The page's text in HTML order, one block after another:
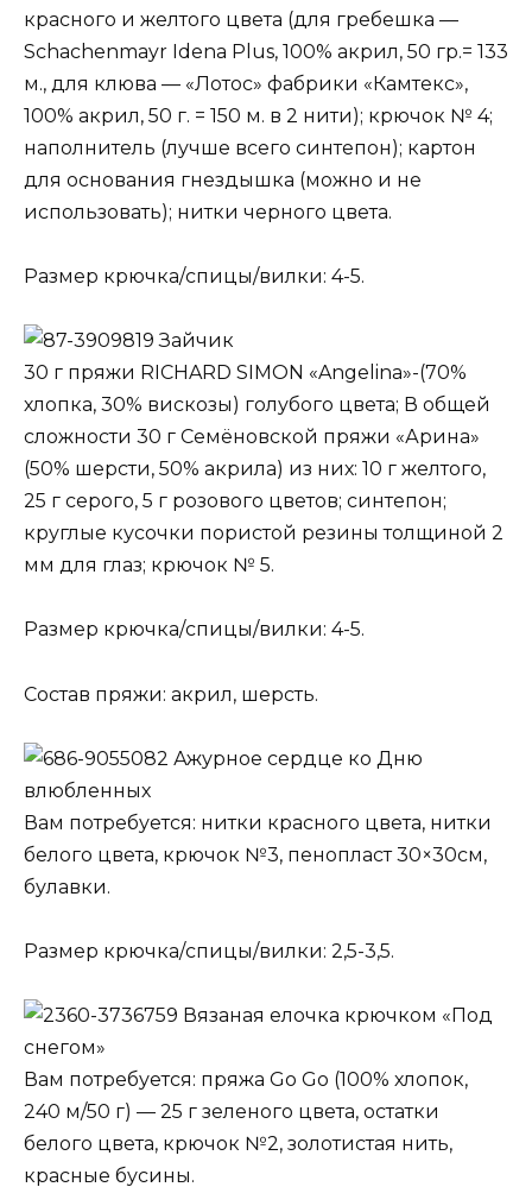
красного и желтого цвета (для гребешка —
Schachenmayr Idena Plus, 100% акрил, 50 гр.= 133
м., для клюва — «Лотос» фабрики «Камтекс»,
100% акрил, 50 г. = 150 м. в 2 нити); крючок № 4;
наполнитель (лучше всего синтепон); картон
для основания гнездышка (можно и не
использовать); нитки черного цвета.
Размер крючка/спицы/вилки: 4-5.
Зайчик
30 г пряжи RICHARD SIMON «Angelina»-(70%
хлопка, 30% вискозы) голубого цвета; В общей
сложности 30 г Семёновской пряжи «Арина»
(50% шерсти, 50% акрила) из них: 10 г желтого,
25 г серого, 5 г розового цветов; синтепон;
круглые кусочки пористой резины толщиной 2
мм для глаз; крючок № 5.
Размер крючка/спицы/вилки: 4-5.
Состав пряжи: акрил, шерсть.
Ажурное сердце ко Дню
влюбленных
Вам потребуется: нитки красного цвета, нитки
белого цвета, крючок №3, пенопласт 30×30см,
булавки.
Размер крючка/спицы/вилки: 2,5-3,5.
Вязаная елочка крючком «Под
снегом»
Вам потребуется: пряжа Go Go (100% хлопок,
240 м/50 г) — 25 г зеленого цвета, остатки
белого цвета, крючок №2, золотистая нить,
красные бусины.